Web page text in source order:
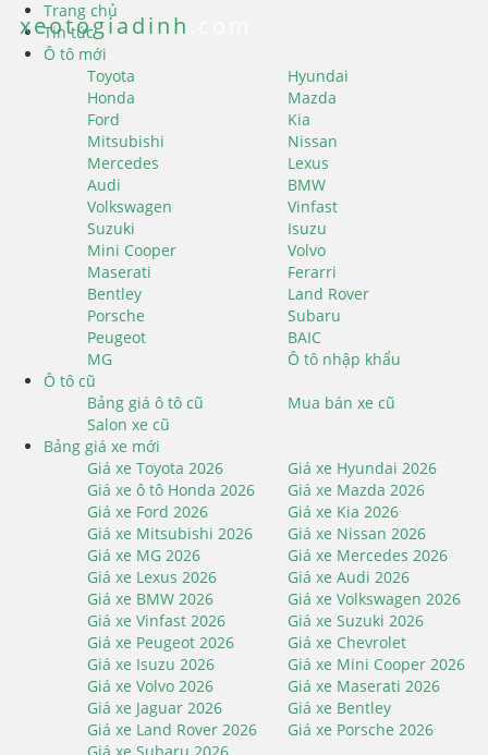
Trang chủ
Tin tức
Ô tô mới
Toyota
Hyundai
Honda
Mazda
Ford
Kia
Mitsubishi
Nissan
Mercedes
Lexus
Audi
BMW
Volkswagen
Vinfast
Suzuki
Isuzu
Mini Cooper
Volvo
Maserati
Ferarri
Bentley
Land Rover
Porsche
Subaru
Peugeot
BAIC
MG
Ô tô nhập khẩu
Ô tô cũ
Bảng giá ô tô cũ
Mua bán xe cũ
Salon xe cũ
Bảng giá xe mới
Giá xe Toyota 2026
Giá xe Hyundai 2026
Giá xe ô tô Honda 2026
Giá xe Mazda 2026
Giá xe Ford 2026
Giá xe Kia 2026
Giá xe Mitsubishi 2026
Giá xe Nissan 2026
Giá xe MG 2026
Giá xe Mercedes 2026
Giá xe Lexus 2026
Giá xe Audi 2026
Giá xe BMW 2026
Giá xe Volkswagen 2026
Giá xe Vinfast 2026
Giá xe Suzuki 2026
Giá xe Peugeot 2026
Giá xe Chevrolet
Giá xe Isuzu 2026
Giá xe Mini Cooper 2026
Giá xe Volvo 2026
Giá xe Maserati 2026
Giá xe Jaguar 2026
Giá xe Bentley
Giá xe Land Rover 2026
Giá xe Porsche 2026
xeotogiadinh